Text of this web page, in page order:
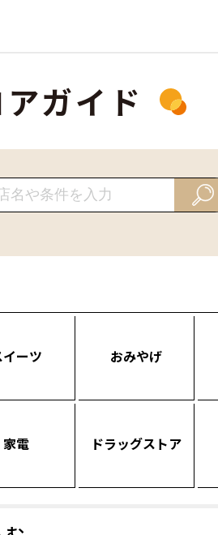
ガイド
イーツ おみやげ
家電 ドラッグストア